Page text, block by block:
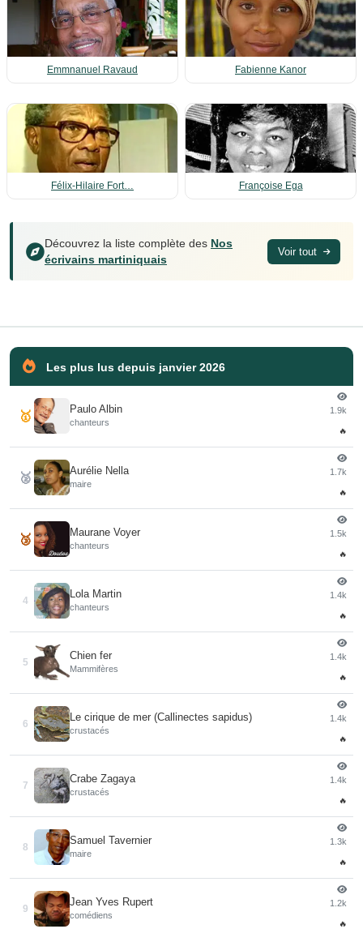
Emmnanuel Ravaud Fabienne Kanor
Félix-Hilaire Fort… Françoise Ega
Découvrez la liste complète des Nos
écrivains martiniquais
Voir tout
Les plus lus depuis janvier 2026
🥇 Paulo Albin
chanteurs
1.9k
🔥
🥈 Aurélie Nella
maire
1.7k
🔥
🥉 Maurane Voyer
chanteurs
1.5k
🔥
4
Lola Martin
chanteurs
1.4k
🔥
5
Chien fer
Mammifères
1.4k
🔥
6
Le cirique de mer (Callinectes sapidus)
crustacés
1.4k
🔥
7
Crabe Zagaya
crustacés
1.4k
🔥
8
Samuel Tavernier
maire
1.3k
🔥
9
Jean Yves Rupert
comédiens
1.2k
🔥